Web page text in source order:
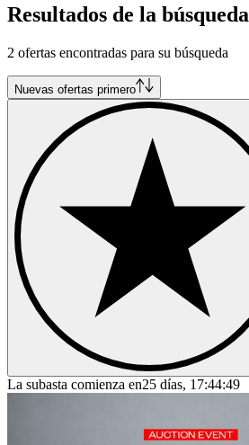
Ford Capri
Ford Cortina
Ford Escort
Ford F-Series
Ford Fiesta
Ford GT40
Ford Mustang
Ford Sierra
Ford Taunus
Resultados de la búsqueda
2 ofertas encontradas para su búsqueda
Nuevas ofertas primero
La subasta comienza en25 días, 17:44:49